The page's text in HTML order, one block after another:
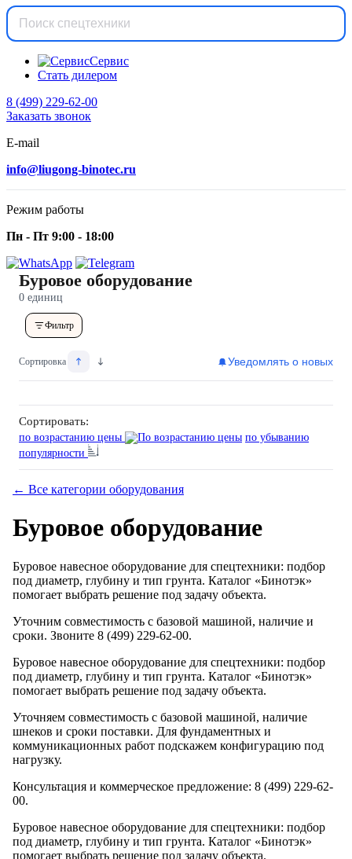
Сервис
Стать дилером
8 (499) 229-62-00
Заказать звонок
E-mail
info@liugong-binotec.ru
Режим работы
Пн - Пт 9:00 - 18:00
Буровое оборудование
0 единиц
Фильтр
Сортировка Уведомлять о новых
Сортировать:
по возрастанию цены
по убыванию
популярности
← Все категории оборудования
Буровое оборудование
Буровое навесное оборудование для спецтехники: подбор
под диаметр, глубину и тип грунта. Каталог «Бинотэк»
помогает выбрать решение под задачу объекта.
Уточним совместимость с базовой машиной, наличие и
сроки. Звоните 8 (499) 229-62-00.
Буровое навесное оборудование для спецтехники: подбор
под диаметр, глубину и тип грунта. Каталог «Бинотэк»
помогает выбрать решение под задачу объекта.
Уточняем совместимость с базовой машиной, наличие
шнеков и сроки поставки. Для фундаментных и
коммуникационных работ подскажем конфигурацию под
нагрузку.
Консультация и коммерческое предложение: 8 (499) 229-62-
00.
Буровое навесное оборудование для спецтехники: подбор
под диаметр, глубину и тип грунта. Каталог «Бинотэк»
помогает выбрать решение под задачу объекта.